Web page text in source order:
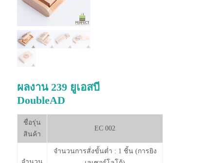
ผลงาน 239 ยูเอสบี
DoubleAD
ชื่อรุ่น
สินค้า
EC 002
จำนวนการสั่งขั้นต่ำ : 1 ชิ้น (การยิง